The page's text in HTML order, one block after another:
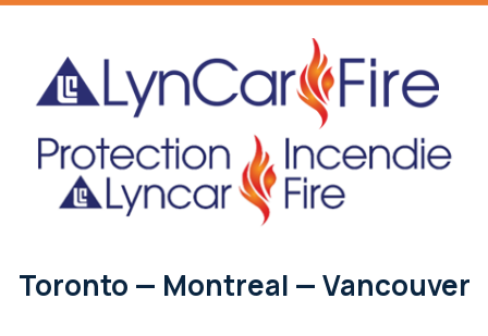
Toronto — Montreal — Vancouver